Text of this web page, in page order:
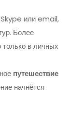
или email,
Более
в личных
путешествие
начнётся